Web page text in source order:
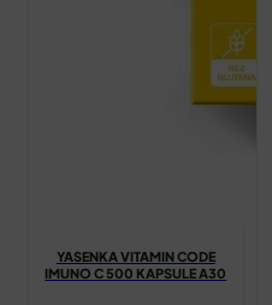
YASENKA VITAMIN CODE
IMUNO C 500 KAPSULE A30